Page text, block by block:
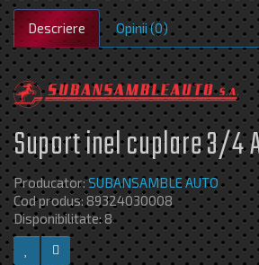
Descriere Opinii (0)
Suport inel cuplare 3/4
Producator:SUBANSAMBLE AUTO
Cod produs: 89324030008
Disponibilitate: 8